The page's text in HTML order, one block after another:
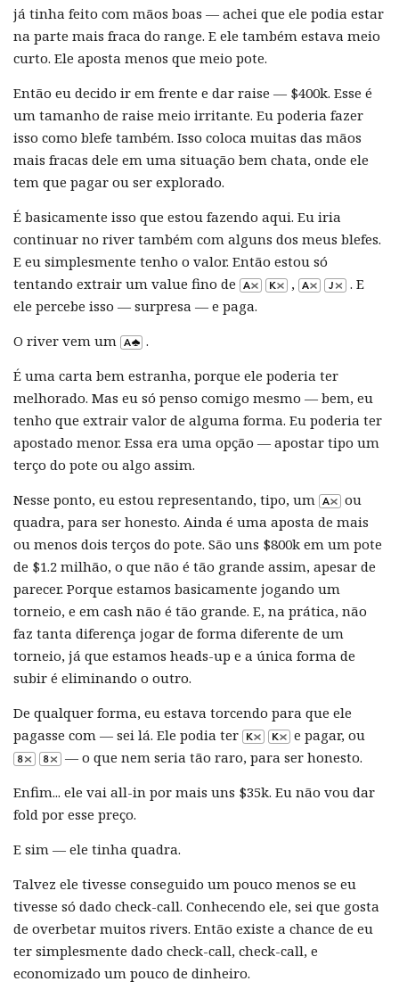
já tinha feito com mãos boas — achei que ele podia estar
na parte mais fraca do range. E ele também estava meio
curto. Ele aposta menos que meio pote.
Então eu decido ir em frente e dar raise — $400k. Esse é
um tamanho de raise meio irritante. Eu poderia fazer
isso como blefe também. Isso coloca muitas das mãos
mais fracas dele em uma situação bem chata, onde ele
tem que pagar ou ser explorado.
É basicamente isso que estou fazendo aqui. Eu iria
continuar no river também com alguns dos meus blefes.
E eu simplesmente tenho o valor. Então estou só
tentando extrair um value fino de
,
. E
ele percebe isso — surpresa — e paga.
O river vem um
.
É uma carta bem estranha, porque ele poderia ter
melhorado. Mas eu só penso comigo mesmo — bem, eu
tenho que extrair valor de alguma forma. Eu poderia ter
apostado menor. Essa era uma opção — apostar tipo um
terço do pote ou algo assim.
Nesse ponto, eu estou representando, tipo, um
ou
quadra, para ser honesto. Ainda é uma aposta de mais
ou menos dois terços do pote. São uns $800k em um pote
de $1.2 milhão, o que não é tão grande assim, apesar de
parecer. Porque estamos basicamente jogando um
torneio, e em cash não é tão grande. E, na prática, não
faz tanta diferença jogar de forma diferente de um
torneio, já que estamos heads-up e a única forma de
subir é eliminando o outro.
De qualquer forma, eu estava torcendo para que ele
pagasse com — sei lá. Ele podia ter
e pagar, ou
— o que nem seria tão raro, para ser honesto.
Enfim... ele vai all-in por mais uns $35k. Eu não vou dar
fold por esse preço.
E sim — ele tinha quadra.
Talvez ele tivesse conseguido um pouco menos se eu
tivesse só dado check-call. Conhecendo ele, sei que gosta
de overbetar muitos rivers. Então existe a chance de eu
ter simplesmente dado check-call, check-call, e
economizado um pouco de dinheiro.